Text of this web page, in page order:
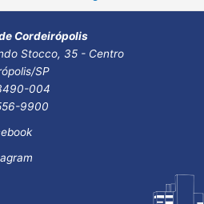
Cordeirópolis
Stocco, 35 - Centro
SP
004
9900